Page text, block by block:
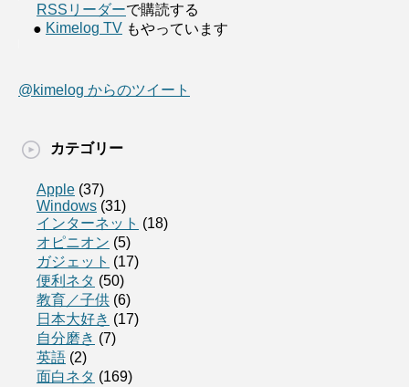
RSSリーダーで購読する
● Kimelog TV もやっています
@kimelog からのツイート
カテゴリー
Apple (37)
Windows (31)
インターネット (18)
オピニオン (5)
ガジェット (17)
便利ネタ (50)
教育／子供 (6)
日本大好き (17)
自分磨き (7)
英語 (2)
面白ネタ (169)